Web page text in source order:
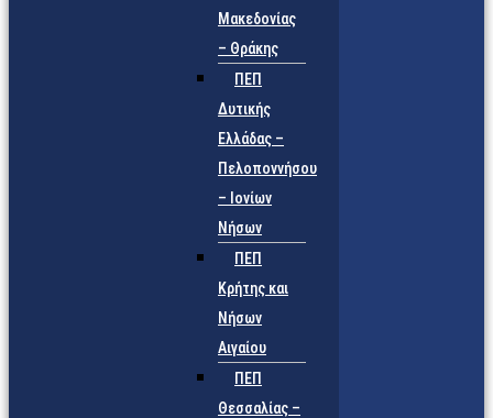
Μακεδονίας
– Θράκης
ΠΕΠ
Δυτικής
Ελλάδας –
Πελοποννήσου
– Ιονίων
Νήσων
ΠΕΠ
Κρήτης και
Νήσων
Αιγαίου
ΠΕΠ
Θεσσαλίας –